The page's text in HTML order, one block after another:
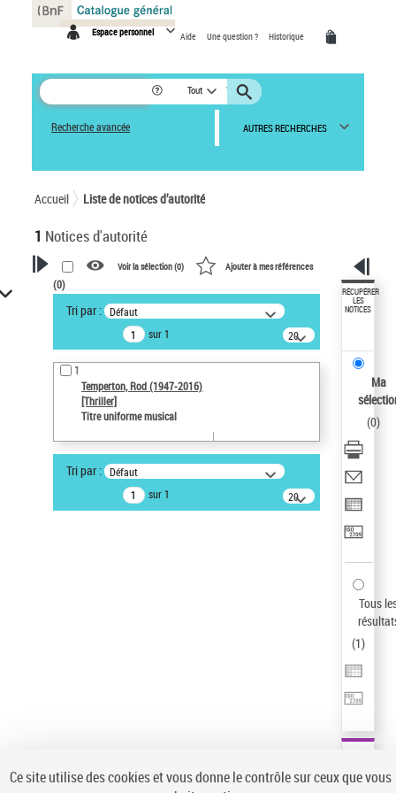
Espace personnel Aide Une question ? Historique
Tout
Recherche avancée AUTRES RECHERCHES
Accueil Liste de notices d’autorité
1 Notices d'autorité
VOTRE RECHERCHE
Recherche avancée dans les
notices d’autorité
Œuvres liées à l'auteur :
Temperton, Rod (1947-2016)
Auteur d’œuvre
Type de notice d'autorité
Titre uniforme musical
Voir la sélection (0) Ajouter à mes références
(0)
Tri par : Défaut
sur 1
20
résultats/page
1
Temperton, Rod (1947-2016)
[Thriller]
Titre uniforme musical
Tri par : Défaut
sur 1
20
résultats/page
RÉCUPÉRER
LES
NOTICES
Ma
(0)
Tous
(1)
Panneau de gestion des cookies
Ce site utilise des cookies et vous donne le contrôle sur ceux que vous